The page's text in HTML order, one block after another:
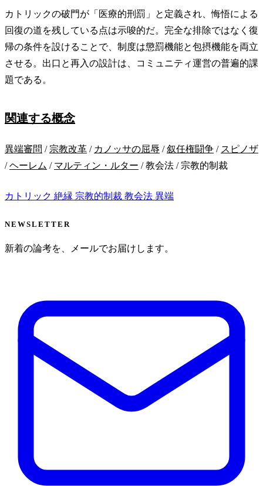
カトリックの破門が「医療的刑罰」と定義され、悔悟による
回復の道を残している点は示唆的だ。完全な排除ではなく復
帰の条件を設けることで、制度は懲罰機能と包摂機能を両立
させる。出口と再入の設計は、コミュニティ運営の普遍的課
題である。
関連する概念
異端審問 / 宗教改革 / カノッサの屈辱 /叙任権闘争 / スピノザ
/ヘーレム / マルティン・ルター / 教会法 / 宗教的制裁
カトリック 絶縁 宗教的制裁 教会法 異端
NEWSLETTER
新着の論考を、メールでお届けします。